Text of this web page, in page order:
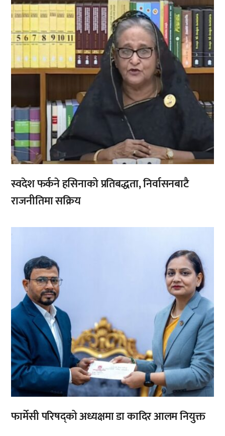
स्वदेश फर्कने हसिनाको प्रतिबद्धता, निर्वासनबाटै
राजनीतिमा सक्रिय
,
फार्मेसी परिषद्को अध्यक्षमा डा कादिर आलम नियुक्त